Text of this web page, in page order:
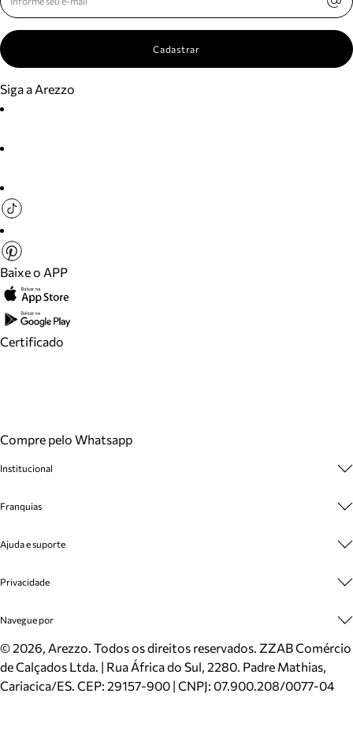
Cadastrar
Siga a Arezzo
Baixe o APP
Certificado
Compre pelo Whatsapp
Institucional
Cashback
Venda Corporativa
Mapa do Site
Inverno
Mundo Arezzo
Franquias
Plano de Negócio
Ajuda e suporte
Cadastro
Meus Pedidos
Trocas e Devoluções
Cartão Presente
Localizador de lojas
Privacidade
Politica e Privacidade
Navegue por
Sapatos
Bolsas
Scarpins
©2026, Arezzo. Todos os direitos reservados. ZZAB Comércio
de Calçados Ltda. | Rua África do Sul, 2280. Padre Mathias,
Cariacica/ES. CEP: 29157-900 | CNPJ: 07.900.208/0077-04